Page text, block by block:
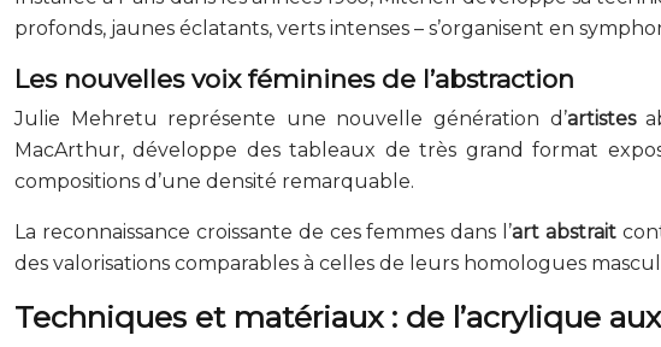
profonds, jaunes éclatants, verts intenses – s’organisent en
Les nouvelles voix féminines de l’abstraction
Julie Mehretu représente une nouvelle génération d’artistes
MacArthur, développe des tableaux de très grand format
compositions d’une densité remarquable.
La reconnaissance croissante de ces femmes dans l’art abstrait
des valorisations comparables à celles de leurs homologues
Techniques et matériaux : de l’acrylique